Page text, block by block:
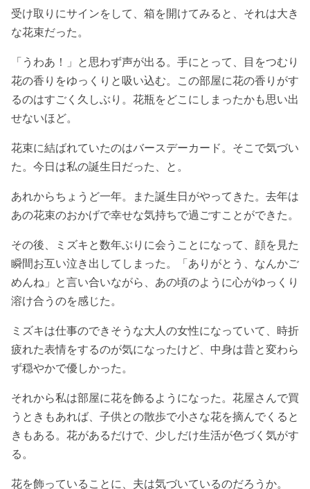
受け取りにサインをして、箱を開けてみると、それは大き
な花束だった。
「うわあ！」と思わず声が出る。手にとって、目をつむり
花の香りをゆっくりと吸い込む。この部屋に花の香りがす
るのはすごく久しぶり。花瓶をどこにしまったかも思い出
せないほど。
花束に結ばれていたのはバースデーカード。そこで気づい
た。今日は私の誕生日だった、と。
あれからちょうど一年。また誕生日がやってきた。去年は
あの花束のおかげで幸せな気持ちで過ごすことができた。
その後、ミズキと数年ぶりに会うことになって、顔を見た
瞬間お互い泣き出してしまった。「ありがとう、なんかご
めんね」と言い合いながら、あの頃のように心がゆっくり
溶け合うのを感じた。
ミズキは仕事のできそうな大人の女性になっていて、時折
疲れた表情をするのが気になったけど、中身は昔と変わら
ず穏やかで優しかった。
それから私は部屋に花を飾るようになった。花屋さんで買
うときもあれば、子供との散歩で小さな花を摘んでくると
きもある。花があるだけで、少しだけ生活が色づく気がす
る。
花を飾っていることに、夫は気づいているのだろうか。